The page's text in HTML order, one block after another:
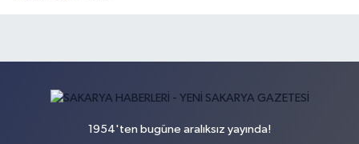
1954'ten bugüne aralıksız yayında!